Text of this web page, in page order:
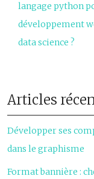
langage python
développement
data science ?
Articles
Développer ses
dans le graphisme
Format bannière :